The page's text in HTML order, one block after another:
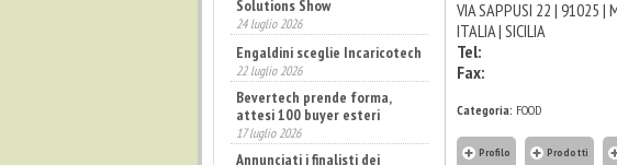
VIA SAPPUSI 22 | 91025 |
ITALIA | SICILIA
Tel:
Fax:
Categoria: FOOD
Profilo Prodotti
Solutions Show
24 luglio 2026
Engaldini sceglie Incaricotech
22 luglio 2026
Bevertech prende forma,
attesi 100 buyer esteri
17 luglio 2026
Annunciati i finalisti dei